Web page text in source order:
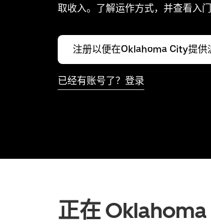
取收入。了解运作方式，并查看入门
注册以便在Oklahoma City提供
已经有账号了？登录
正在 Oklahoma